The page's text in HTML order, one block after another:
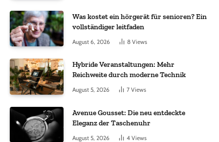
Was kostet ein hörgerät für senioren? Ein
vollständiger leitfaden
August 6, 2026 8 Views
Hybride Veranstaltungen: Mehr
Reichweite durch moderne Technik
August 5, 2026 7 Views
Avenue Gousset: Die neu entdeckte
Eleganz der Taschenuhr
August 5, 2026 4 Views